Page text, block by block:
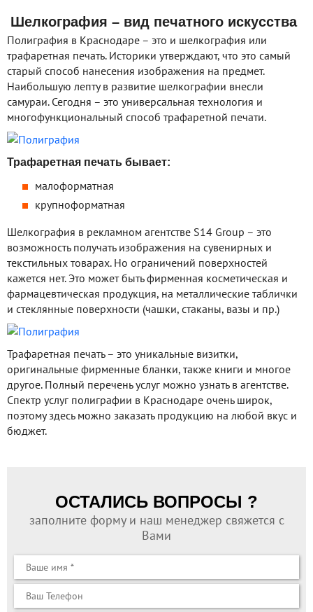
Шелкография – вид печатного искусства
Полиграфия в Краснодаре – это и шелкография или
трафаретная печать. Историки утверждают, что это самый
старый способ нанесения изображения на предмет.
Наибольшую лепту в развитие шелкографии внесли
самураи. Сегодня – это универсальная технология и
многофункциональный способ трафаретной печати.
Трафаретная печать бывает:
малоформатная
крупноформатная
Шелкография в рекламном агентстве S14 Group – это
возможность получать изображения на сувенирных и
текстильных товарах. Но ограничений поверхностей
кажется нет. Это может быть фирменная косметическая и
фармацевтическая продукция, на металлические таблички
и стеклянные поверхности (чашки, стаканы, вазы и пр.)
Трафаретная печать – это уникальные визитки,
оригинальные фирменные бланки, также книги и многое
другое. Полный перечень услуг можно узнать в агентстве.
Спектр услуг полиграфии в Краснодаре очень широк,
поэтому здесь можно заказать продукцию на любой вкус и
бюджет.
ОСТАЛИСЬ ВОПРОСЫ ?
заполните форму и наш менеджер свяжется с
Вами